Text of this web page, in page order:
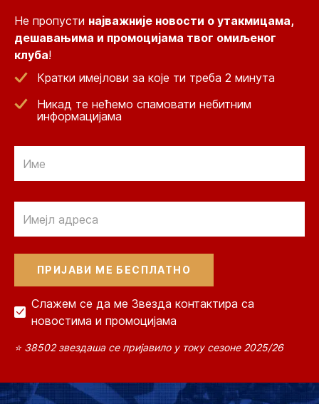
Не пропусти најважније новости о утакмицама,
дешавањима и промоцијама твог омиљеног
клуба!
Кратки имејлови за које ти треба 2 минута
Никад те нећемо спамовати небитним
информацијама
Слажем се да ме Звезда контактира са
новостима и промоцијама
⭐ 38502 звездаша се пријавило у току сезоне 2025/26